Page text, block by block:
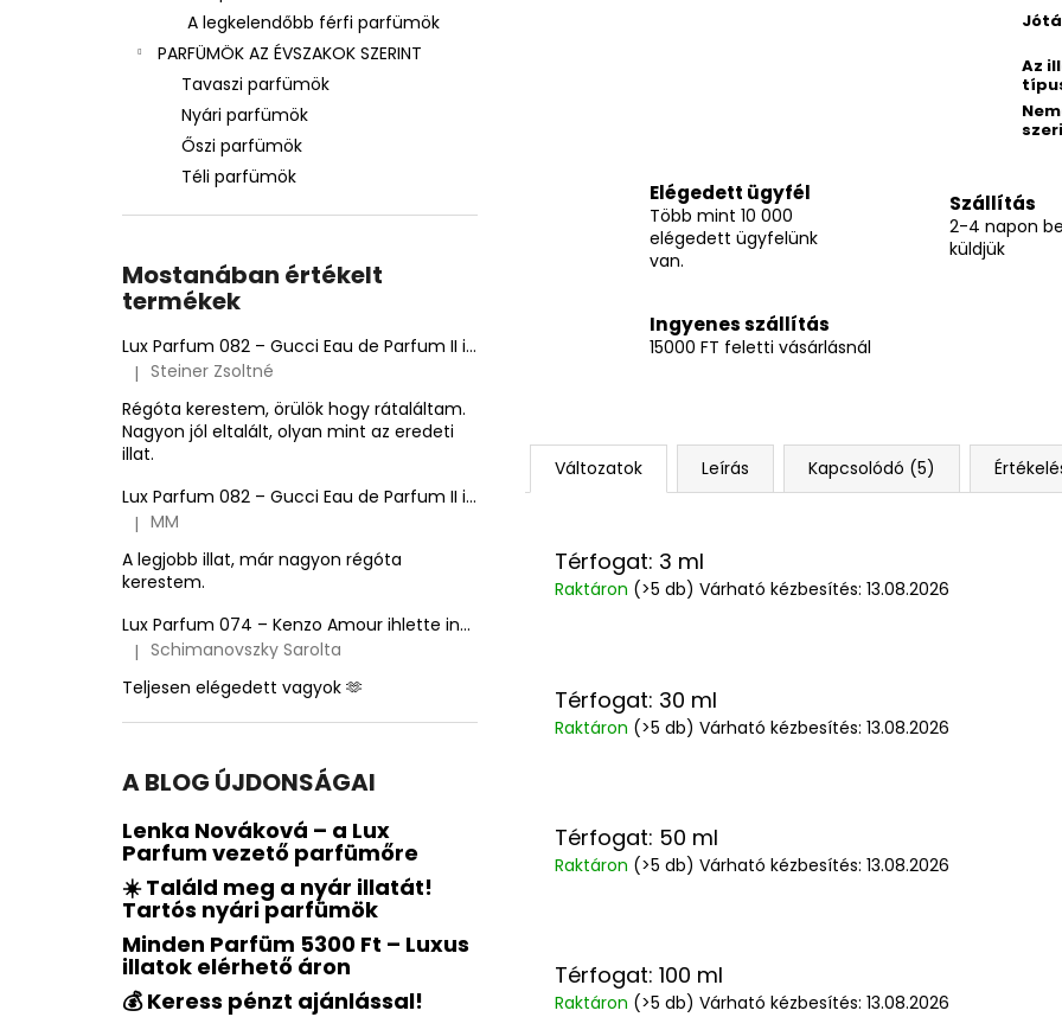
A legkelendőbb férfi parfümök
PARFÜMÖK AZ ÉVSZAKOK SZERINT
Tavaszi parfümök
Nyári parfümök
Őszi parfümök
Téli parfümök
Mostanában értékelt
termékek
Lux Parfum 082 – Gucci Eau de Parfum II ihlette inspirált illat – Gucci
A termék értékelése 5-ből 5 csillag.
| Steiner Zsoltné
Régóta kerestem, örülök hogy rátaláltam.
Nagyon jól eltalált, olyan mint az eredeti
illat.
Lux Parfum 082 – Gucci Eau de Parfum II ihlette inspirált illat – Gucci
A termék értékelése 5-ből 5 csillag.
| MM
A legjobb illat, már nagyon régóta
kerestem.
Lux Parfum 074 – Kenzo Amour ihlette inspirált illat – Kenzo
A termék értékelése 5-ből 5 csillag.
| Schimanovszky Sarolta
Teljesen elégedett vagyok 🫶
A BLOG ÚJDONSÁGAI
Lenka Nováková – a Lux
Parfum vezető parfümőre
☀️ Találd meg a nyár illatát!
Tartós nyári parfümök
Minden Parfüm 5300 Ft – Luxus
illatok elérhető áron
💰 Keress pénzt ajánlással!
Az
Elégedett ügyfél
Több mint 10 000
elégedett ügyfelünk
van.
Szállítás
2-4 napon
küldjük
Ingyenes szállítás
15000 FT feletti vásárlásnál
Változatok Leírás Kapcsolódó (5)
Térfogat: 3 ml
Raktáron (>5 db) Várható kézbesítés: 13.08.2026
Térfogat: 30 ml
Raktáron (>5 db) Várható kézbesítés: 13.08.2026
Térfogat: 50 ml
Raktáron (>5 db) Várható kézbesítés: 13.08.2026
Térfogat: 100 ml
Raktáron (>5 db) Várható kézbesítés: 13.08.2026